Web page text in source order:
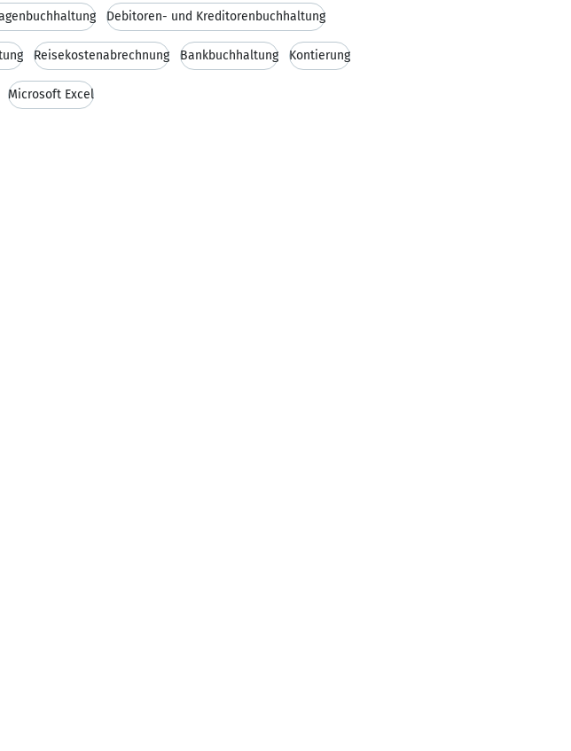
Debitoren- und Kreditorenbuchhaltung
Reisekostenabrechnung Bankbuchhaltung Kontierung
Microsoft Excel